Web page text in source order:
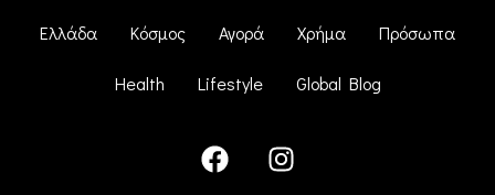
Ελλάδα Κόσμος Αγορά Χρήμα Πρόσωπα
Health Lifestyle Global Blog